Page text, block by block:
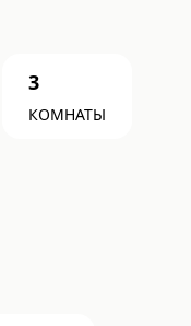
3
КОМНАТЫ